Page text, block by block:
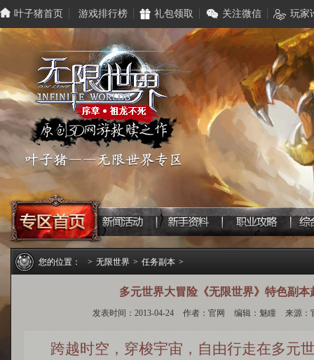
叶子猪首页 游戏排行榜 礼包领取 关注微信 玩家
您的位置： > 无限世界 > 任务副本 >
多元世界大冒险《无限世界》特色副本
发表时间：2013-04-24 作者：官网 编辑：魅瞳 来源：
跨越时空，穿梭宇宙，自由行走在多元